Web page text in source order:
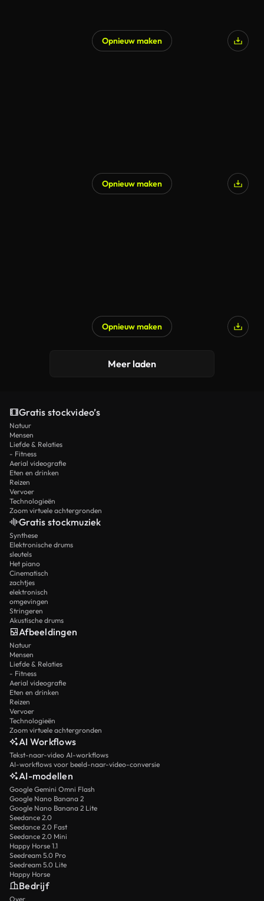
Opnieuw maken
Opnieuw maken
Opnieuw maken
Meer laden
Gratis stockvideo’s
Natuur
Mensen
Liefde & Relaties
- Fitness
Aerial videografie
Eten en drinken
Reizen
Vervoer
Technologieën
Zoom virtuele achtergronden
Gratis stockmuziek
Synthese
Elektronische drums
sleutels
Het piano
Cinematisch
zachtjes
elektronisch
omgevingen
Stringeren
Akustische drums
Afbeeldingen
Natuur
Mensen
Liefde & Relaties
- Fitness
Aerial videografie
Eten en drinken
Reizen
Vervoer
Technologieën
Zoom virtuele achtergronden
AI Workflows
Tekst-naar-video AI-workflows
AI-workflows voor beeld-naar-video-conversie
AI-modellen
Google Gemini Omni Flash
Google Nano Banana 2
Google Nano Banana 2 Lite
Seedance 2.0
Seedance 2.0 Fast
Seedance 2.0 Mini
Happy Horse 1.1
Seedream 5.0 Pro
Seedream 5.0 Lite
Happy Horse
Bedrijf
Over